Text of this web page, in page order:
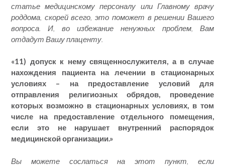
статье медицинскому персоналу или Главному врачу
роддома, скорей всего, это поможет в решении Вашего
вопроса. И, во избежание ненужных проблем, Вам
отдадут Вашу плаценту.
«11) допуск к нему священнослужителя, а в случае
нахождения пациента на лечении в стационарных
условиях – на предоставление условий для
отправления религиозных обрядов, проведение
которых возможно в стационарных условиях, в том
числе на предоставление отдельного помещения,
если это не нарушает внутренний распорядок
медицинской организации.»
Вы можете сослаться на этот пункт, если